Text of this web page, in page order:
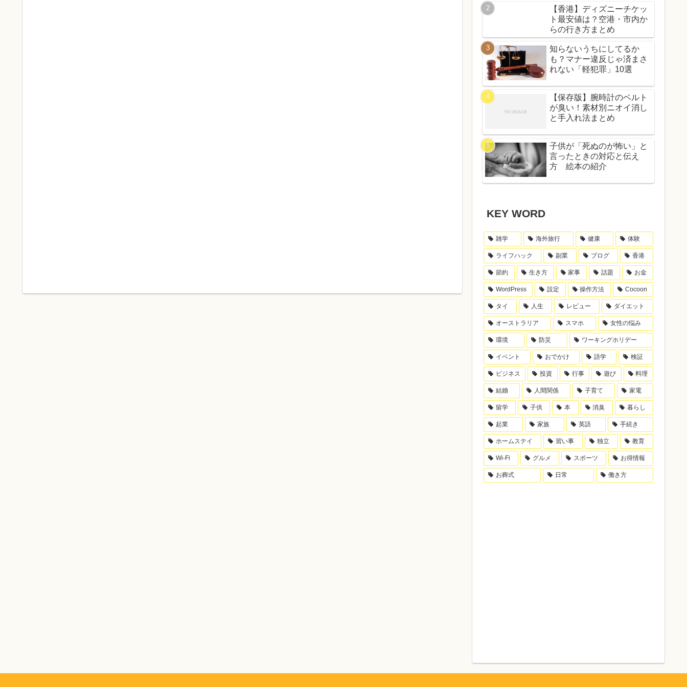
【香港】ディズニーチケッ
ト最安値は？空港・市内か
らの行き方まとめ
知らないうちにしてるか
も？マナー違反じゃ済まさ
れない「軽犯罪」10選
【保存版】腕時計のベルト
が臭い！素材別ニオイ消し
と手入れ法まとめ
子供が「死ぬのが怖い」と
言ったときの対応と伝え
方 絵本の紹介
KEY WORD
雑学 海外旅行 健康 体験
ライフハック 副業 ブログ 香港
節約 生き方 家事 話題 お金
WordPress 設定 操作方法 Cocoon
タイ 人生 レビュー ダイエット
オーストラリア スマホ 女性の悩み
環境 防災 ワーキングホリデー
イベント おでかけ 語学 検証
ビジネス 投資 行事 遊び 料理
結婚 人間関係 子育て 家電
留学 子供 本 消臭 暮らし
起業 家族 英語 手続き
ホームステイ 習い事 独立 教育
Wi-Fi グルメ スポーツ お得情報
お葬式 日常 働き方